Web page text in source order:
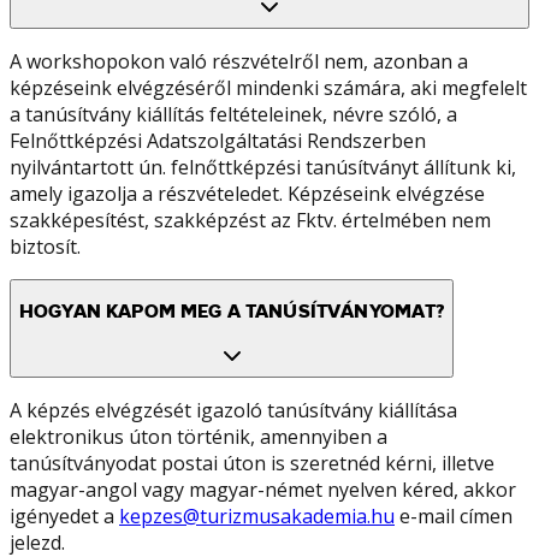
A workshopokon való részvételről nem, azonban a
képzéseink elvégzéséről mindenki számára, aki megfelelt
a tanúsítvány kiállítás feltételeinek, névre szóló, a
Felnőttképzési Adatszolgáltatási Rendszerben
nyilvántartott ún. felnőttképzési tanúsítványt állítunk ki,
amely igazolja a részvételedet. Képzéseink elvégzése
szakképesítést, szakképzést az Fktv. értelmében nem
biztosít.
HOGYAN KAPOM MEG A TANÚSÍTVÁNYOMAT?
A képzés elvégzését igazoló tanúsítvány kiállítása
elektronikus úton történik, amennyiben a
tanúsítványodat postai úton is szeretnéd kérni, illetve
magyar-angol vagy magyar-német nyelven kéred, akkor
igényedet a kepzes@turizmusakademia.hu e-mail címen
jelezd.